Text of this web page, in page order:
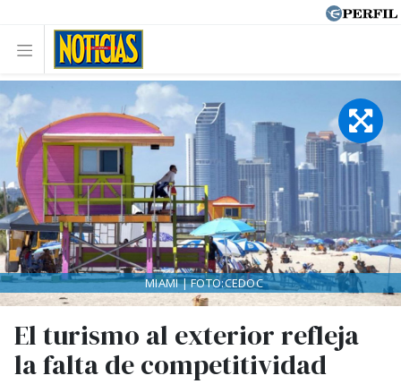
El turismo al exterior refleja
la falta de competitividad
MIAMI | FOTO:CEDOC